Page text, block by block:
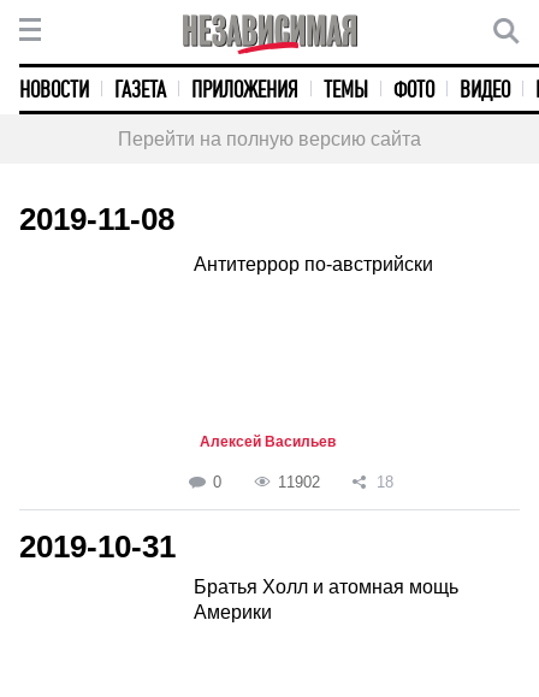
НОВОСТИ ГАЗЕТА ПРИЛОЖЕНИЯ ТЕМЫ ФОТО ВИДЕО
Перейти на полную версию сайта
2019-11-08
Антитеррор по-австрийски
Алексей Васильев
0 11902 18
2019-10-31
Братья Холл и атомная мощь
Америки